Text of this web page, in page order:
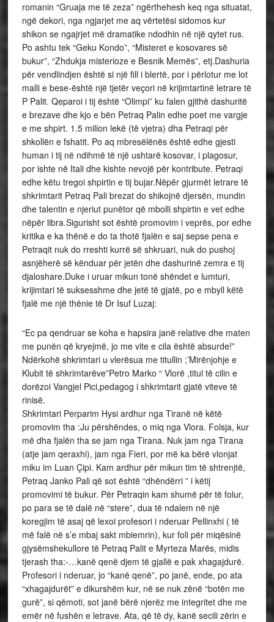
romanin “Gruaja me të zeza” ngërthehesh keq nga situatat,
ngë dekori, nga ngjarjet me aq vërtetësi sidomos kur
shikon se ngajrjet më dramatike ndodhin në një qytet rus.
Po ashtu tek “Geku Kondo”, “Misteret e kosovares së
bukur”, “Zhdukja misterioze e Besnik Memës”, etj.Dashuria
për vendlindjen është si një fill i blertë, por i përlotur me lot
malli e bese-është një tjetër veçori në krijimtartinë letrare të
P Palit. Qeparoi i tij është “Olimpi” ku falen gjithë dashuritë
e brezave dhe kjo e bën Petraq Palin edhe poet me vargje
e me shpirt. 1.5 milion lekë (të vjetra) dha Petraqi për
shkollën e fshatit. Po aq mbresëlënës është edhe gjesti
human i tij në ndihmë të një ushtarë kosovar, i plagosur,
por ishte në Itali dhe kishte nevojë për kontribute. Petraqi
edhe këtu tregoi shpirtin e tij bujar.Nëpër gjurmët letrare të
shkrimtarit Petraq Pali brezat do shikojnë djersën, mundin
dhe talentin e njeriut punëtor që mbolli shpirtin e vet edhe
nëpër libra.Sigurisht sot është promovim i veprës, por edhe
kritika e ka thënë e do ta thotë fjalën e saj sepse pena e
Petraqit nuk do rreshti kurrë së shkruari, nuk do pushoj
asnjëherë së kënduar për jetën dhe dashurinë zemra e tij
djaloshare.Duke i uruar mikun tonë shëndet e lumturi,
krijimtari të suksesshme dhe jetë të gjatë, po e mbyll këtë
fjalë me një thënie të Dr Isuf Luzaj:
“Ec pa qendruar se koha e hapsira janë relative dhe maten
me punën që kryejmë, jo me vite e cila është absurde!”
Ndërkohë shkrimtari u vlerësua me titullin ;’Mirënjohje e
Klubit të shkrimtarëve”Petro Marko “ Vlorë ,titul të cilin e
dorëzoi Vangjel Pici,pedagog i shkrimtarit gjatë viteve të
rinisë.
Shkrimtari Perparim Hysi ardhur nga Tiranë në këtë
promovim tha :Ju përshëndes, o miq nga Vlora. Folsja, kur
më dha fjalën tha se jam nga Tirana. Nuk jam nga Tirana
(atje jam qeraxhi), jam nga Fieri, por më ka bërë vlonjat
miku im Luan Çipi. Kam ardhur për mikun tim të shtrenjtë,
Petraq Janko Pali që sot është “dhëndërri ” i këtij
promovimi të bukur. Për Petraqin kam shumë për të folur,
po para se të dalë në “stere”, dua të ndalem në një
koregjim të asaj që lexoi profesori i nderuar Pellinxhi ( të
më falë në s’e mbaj sakt mbiemrin), kur foli për miqësinë
gjysëmshekullore të Petraq Palit e Myrteza Marës, midis
tjerash tha:-…kanë qenë djem të gjallë e pak xhagajdurë.
Profesori i nderuar, jo “kanë qenë”, po janë, ende, po ata
“xhagajdurët” e dikurshëm kur, në se nuk zënë “botën me
gurë”, si qëmoti, sot janë bërë njerëz me integritet dhe me
emër në fushën e letrave. Ata, që të dy, kanë secili zërin e